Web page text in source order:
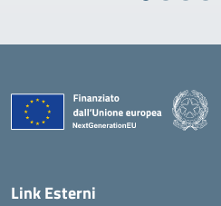
Link Esterni